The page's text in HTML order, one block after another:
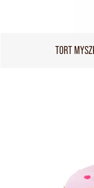
TORT